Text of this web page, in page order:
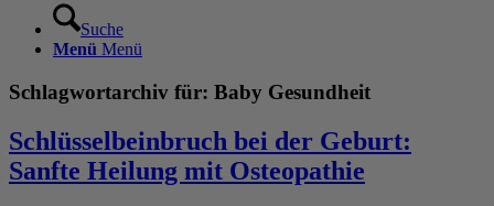
Suche
Menü Menü
Schlagwortarchiv für: Baby Gesundheit
Schlüsselbeinbruch bei der Geburt:
Sanfte Heilung mit Osteopathie